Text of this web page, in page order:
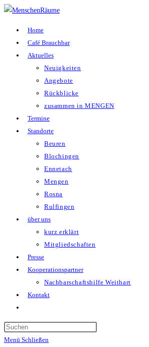
Zum
Home
Café Brauchbar
Aktuelles
Neuigkeiten
Angebote
Rückblicke
zusammen in MENGEN
Termine
Standorte
Beuren
Blochingen
Ennetach
Mengen
Rosna
Rulfingen
über uns
kurz erklärt
Mitgliedschaften
Presse
Kooperationspartner
Nachbarschaftshilfe Weithart
Kontakt
umschalten
Menü Schließen